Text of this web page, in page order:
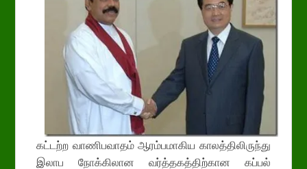
கட்டற்ற வாணிபவாதம் ஆரம்பமாகிய காலத்திலிருந்து
இலாப நோக்கிலான வர்த்தகத்திற்கான கப்பல்